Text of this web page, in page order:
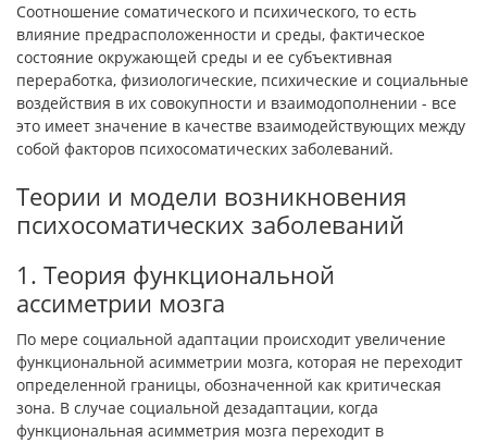
Соотношение соматического и психическо­го, то есть
влияние предрасположенности и среды, фактическое
состояние окружающей среды и ее субъективная
переработка, физиологические, психические и социальные
воздействия в их совокупности и взаимодополнении - все
это имеет значение в качестве взаимодействующих между
собой факторов психосома­тических заболеваний.
Теории и модели возникновения
психосоматических заболеваний
1. Теория функциональной
ассиметрии мозга
По мере социальной адаптации происходит увеличение
функциональной асимметрии мозга, которая не пере­ходит
определенной границы, обозначенной как критическая
зона. В случае социальной дезадаптации, когда
функциональная асим­метрия мозга переходит в